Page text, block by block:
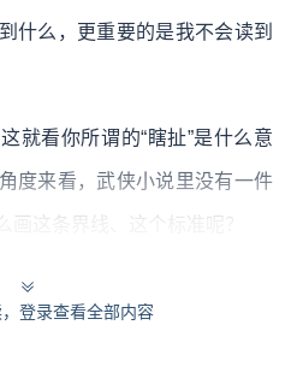
什么，更重要的是我不会读到
就看你所谓的“瞎扯”是什么意
度来看，武侠小说里没有一件
画这条界线、这个标准呢？
们说这不是瞎扯；提一口真
登录查看全部内容